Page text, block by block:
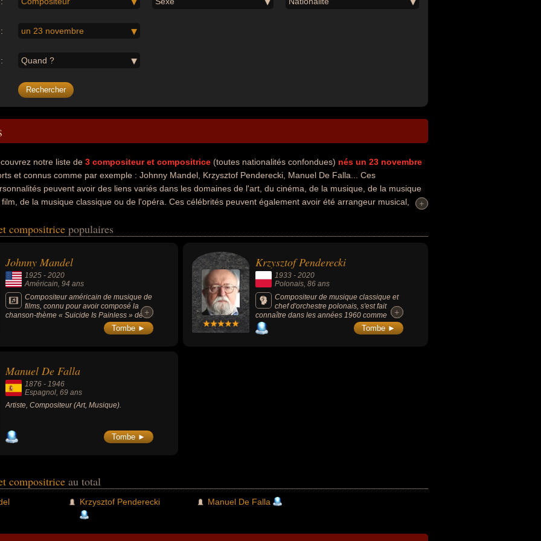
un 23 novembre
Quand ?
notre liste de 3 compositeur et compositrice (toutes nationalités confondues) nés un 23 novembre
et connus comme par exemple : Johnny Mandel, Krzysztof Penderecki, Manuel De Falla... Ces
peuvent avoir des liens variés dans les domaines de l'art, du cinéma, de la musique, de la musique
film, de la musique classique ou de l'opéra. Ces célébrités peuvent également avoir été arrangeur musical,
de leurs morts, ils peuvent avoir été américain, polonais ou espagnol par exemple.
+
+
compositrice populaires
Johnny Mandel
1925 - 2020
Américain, 94 ans
Compositeur américain de musique de
films, connu pour avoir composé la
chanson-thème « Suicide Is Painless » de «
MASH » (1970, comédie, guerre, de Robert
Altman) et la célèbre chanson-thème « The
Oscar et 1 Grammy Award.
+
+
Tombe ►
Krzysztof Penderecki
1933 -2020
Polonais, 86 ans
Compositeur de musique classique et
chef d'orchestre polonais, s'est fait
connaître dans les années 1960 comme
l’une des figures de l’avant-garde et l'un des
compositeurs contemporains les plus
+
+
Tombe ►
Manuel De Falla
1876 - 1946
Espagnol, 69 ans
Artiste, Compositeur (Art, Musique).
Tombe ►
compositrice au total
Krzysztof Penderecki Manuel De Falla